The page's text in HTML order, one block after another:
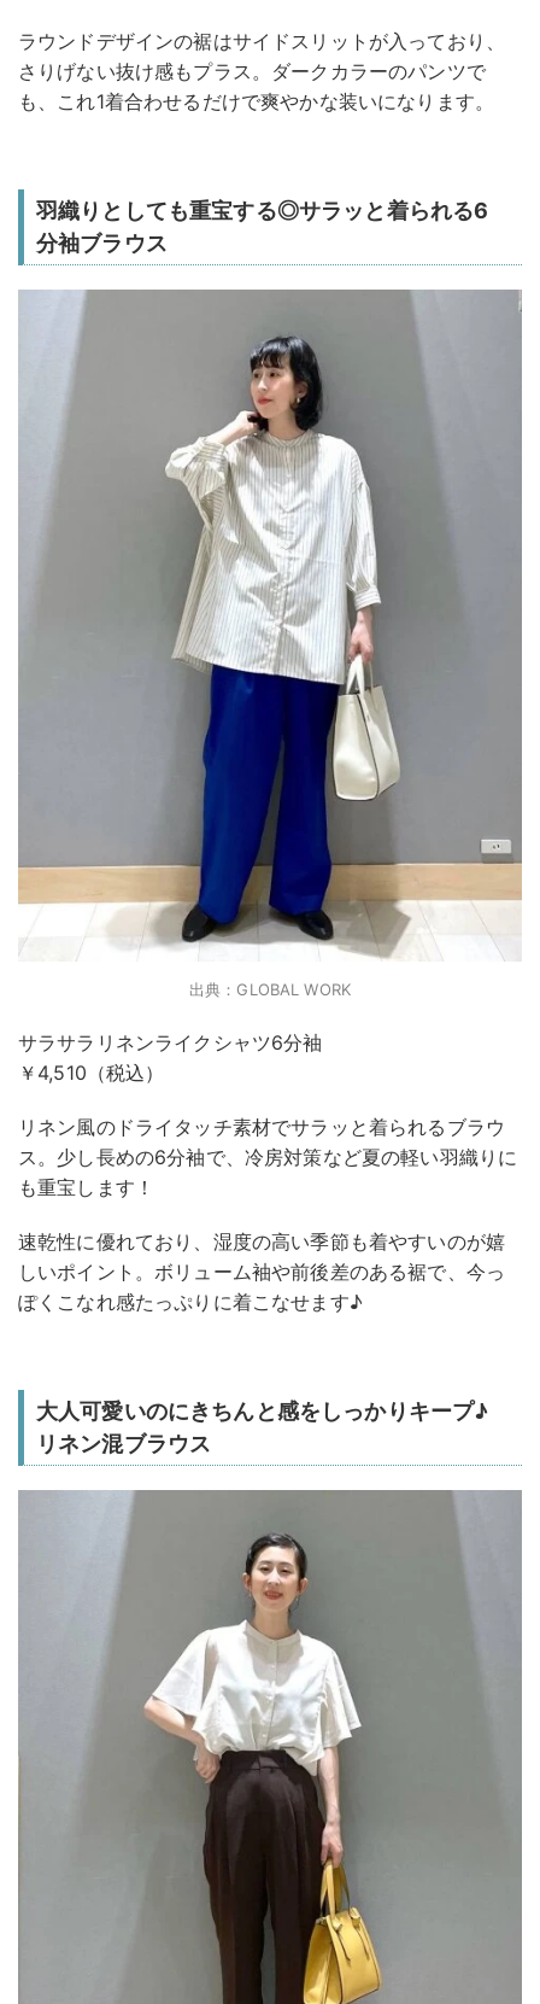
ラウンドデザインの裾はサイドスリットが入っており、
さりげない抜け感もプラス。ダークカラーのパンツで
も、これ1着合わせるだけで爽やかな装いになります。
羽織りとしても重宝する◎サラッと着られる6
分袖ブラウス
出典：GLOBAL WORK
サラサラリネンライクシャツ6分袖
￥4,510（税込）
リネン風のドライタッチ素材でサラッと着られるブラウ
ス。少し長めの6分袖で、冷房対策など夏の軽い羽織りに
も重宝します！
速乾性に優れており、湿度の高い季節も着やすいのが嬉
しいポイント。ボリューム袖や前後差のある裾で、今っ
ぽくこなれ感たっぷりに着こなせます♪
大人可愛いのにきちんと感をしっかりキープ♪
リネン混ブラウス